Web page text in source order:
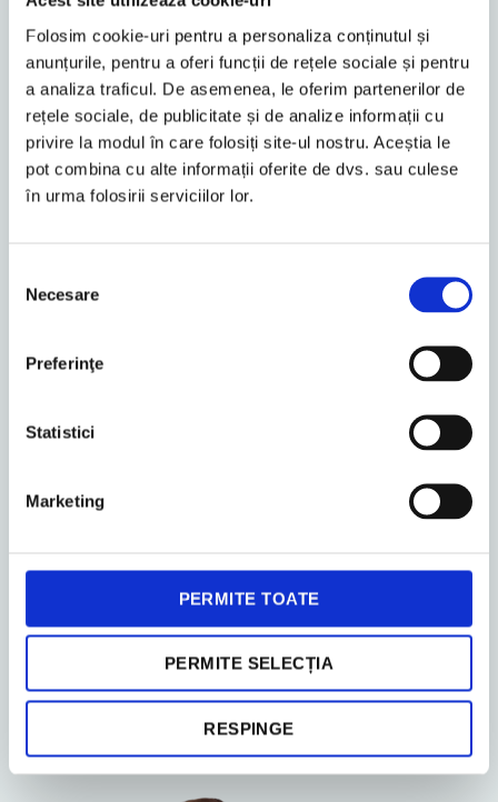
Folosim cookie-uri pentru a personaliza conținutul și
anunțurile, pentru a oferi funcții de rețele sociale și pentru
a analiza traficul. De asemenea, le oferim partenerilor de
rețele sociale, de publicitate și de analize informații cu
privire la modul în care folosiți site-ul nostru. Aceștia le
pot combina cu alte informații oferite de dvs. sau culese
în urma folosirii serviciilor lor.
consimțământului
Necesare
Preferinţe
Statistici
Marketing
PERMITE TOATE
PERMITE SELECȚIA
RESPINGE
Managing Partner
Maria Junghiatu
Accounting Partner